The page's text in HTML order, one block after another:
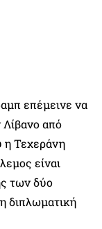
επέμεινε να
Λίβανο από
η Τεχεράνη
είναι
των δύο
διπλωματική